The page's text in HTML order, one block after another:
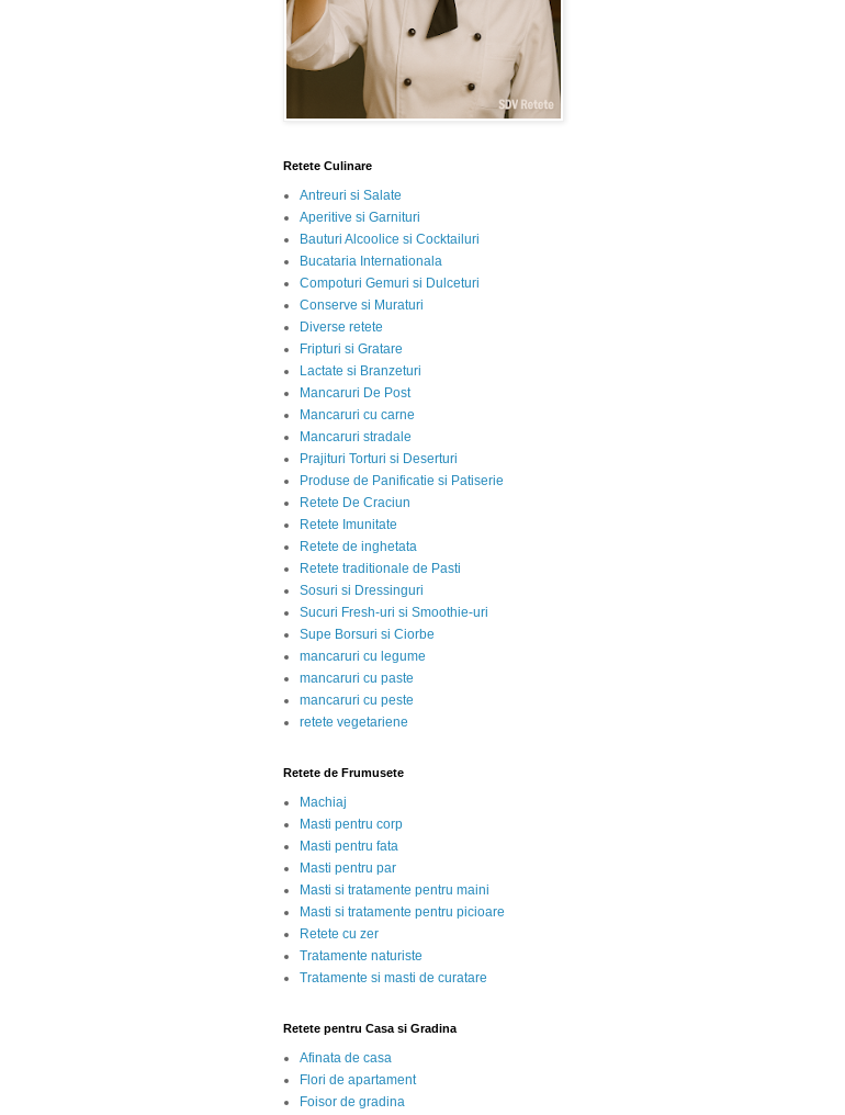
Retete Culinare
Antreuri si Salate
Aperitive si Garnituri
Bauturi Alcoolice si Cocktailuri
Bucataria Internationala
Compoturi Gemuri si Dulceturi
Conserve si Muraturi
Diverse retete
Fripturi si Gratare
Lactate si Branzeturi
Mancaruri De Post
Mancaruri cu carne
Mancaruri stradale
Prajituri Torturi si Deserturi
Produse de Panificatie si Patiserie
Retete De Craciun
Retete Imunitate
Retete de inghetata
Retete traditionale de Pasti
Sosuri si Dressinguri
Sucuri Fresh-uri si Smoothie-uri
Supe Borsuri si Ciorbe
mancaruri cu legume
mancaruri cu paste
mancaruri cu peste
retete vegetariene
Retete de Frumusete
Machiaj
Masti pentru corp
Masti pentru fata
Masti pentru par
Masti si tratamente pentru maini
Masti si tratamente pentru picioare
Retete cu zer
Tratamente naturiste
Tratamente si masti de curatare
Retete pentru Casa si Gradina
Afinata de casa
Flori de apartament
Foisor de gradina